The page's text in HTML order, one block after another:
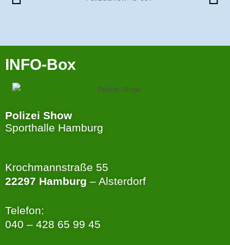
INFO-Box
Polizei Show
Sporthalle Hamburg
Krochmannstraße 55
22297 Hamburg – Alsterdorf
Telefon:
040 – 428 65 99 45